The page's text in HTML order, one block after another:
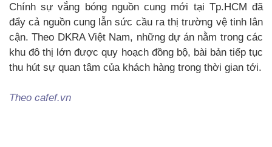
Chính sự vắng bóng nguồn cung mới tại Tp.HCM đã
đẩy cả nguồn cung lẫn sức cầu ra thị trường vệ tinh lân
cận. Theo DKRA Việt Nam, những dự án nằm trong các
khu đô thị lớn được quy hoạch đồng bộ, bài bản tiếp tục
thu hút sự quan tâm của khách hàng trong thời gian tới.
Theo cafef.vn